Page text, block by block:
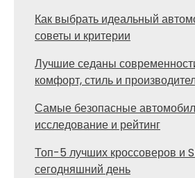
Как выбрать идеальный
советы и критерии
Лучшие седаны
комфорт, стиль и
Самые безопасные
исследование и рейтинг
Топ-5 лучших кроссоверов и
сегодняшний день